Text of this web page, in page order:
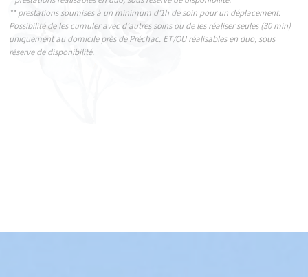
** prestations soumises à un minimum d’1h de soin pour un déplacement.
Possibilité de les cumuler avec d’autres soins ou de les réaliser seules (30 min)
uniquement au domicile près de Préchac. ET/OU réalisables en duo, sous
réserve de disponibilité.